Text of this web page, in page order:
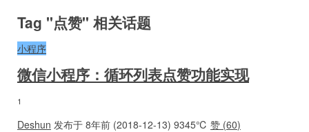
Tag "点赞" 相关话题
小程序
微信小程序：循环列表点赞功能实现
1
Deshun 发布于 8年前 (2018-12-13) 9345℃ 赞 (60)